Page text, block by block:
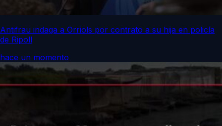
Antifrau indaga a Orriols por contrato a su hija en policía
de Ripoll
hace un momento